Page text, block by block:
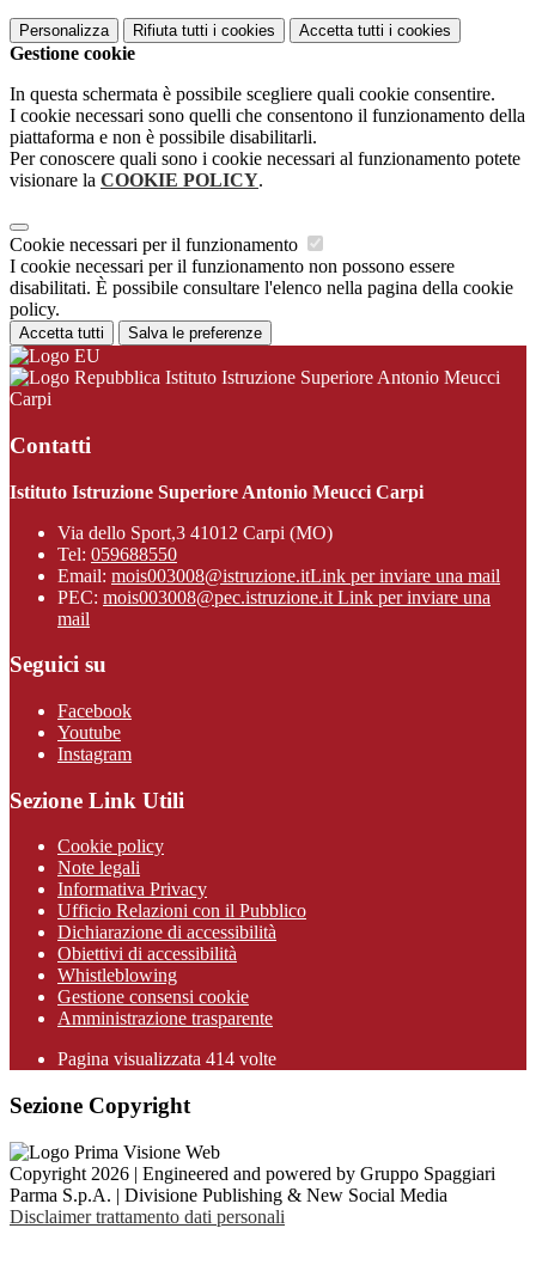
Personalizza Rifiuta tutti i cookies Accetta tutti i cookies
Gestione cookie
In questa schermata è possibile scegliere quali cookie consentire.
I cookie necessari sono quelli che consentono il funzionamento della
piattaforma e non è possibile disabilitarli.
Per conoscere quali sono i cookie necessari al funzionamento potete
visionare la COOKIE POLICY.
Cookie necessari per il funzionamento
I cookie necessari per il funzionamento non possono essere
disabilitati. È possibile consultare l'elenco nella pagina della cookie
policy.
Accetta tutti Salva le preferenze
Istituto Istruzione Superiore Antonio Meucci
Carpi
Contatti
Istituto Istruzione Superiore Antonio Meucci Carpi
Via dello Sport,3 41012 Carpi (MO)
Tel: 059688550
Email: mois003008@istruzione.itLink per inviare una mail
PEC: mois003008@pec.istruzione.it Link per inviare una
mail
Seguici su
Facebook
Youtube
Instagram
Sezione Link Utili
Cookie policy
Note legali
Informativa Privacy
Ufficio Relazioni con il Pubblico
Dichiarazione di accessibilità
Obiettivi di accessibilità
Whistleblowing
Gestione consensi cookie
Amministrazione trasparente
Pagina visualizzata 414 volte
Sezione Copyright
Copyright 2026 | Engineered and powered by Gruppo Spaggiari
Parma S.p.A. | Divisione Publishing & New Social Media
Disclaimer trattamento dati personali